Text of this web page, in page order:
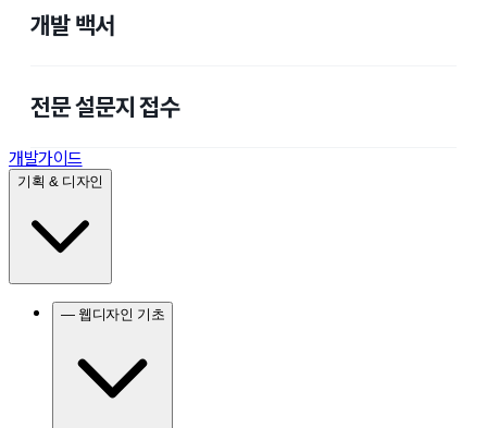
개발 백서
전문 설문지 접수
개발가이드
기획 & 디자인
— 웹디자인 기초